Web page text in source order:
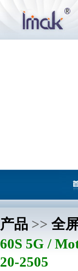
产品 >> 全
60S 5G /
20-2505